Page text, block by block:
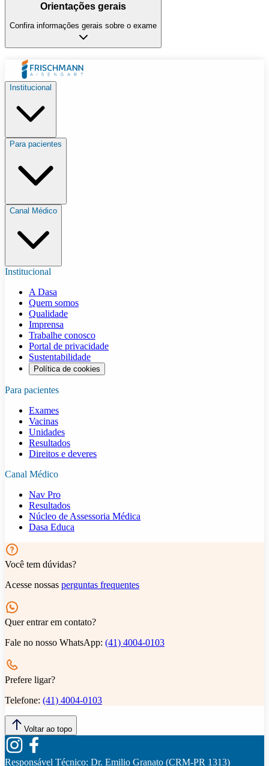
Orientações gerais
Confira informações gerais sobre o exame
Institucional
Para pacientes
Canal Médico
Institucional
A Dasa
Quem somos
Qualidade
Imprensa
Trabalhe conosco
Portal de privacidade
Sustentabilidade
Política de cookies
Para pacientes
Exames
Vacinas
Unidades
Resultados
Direitos e deveres
Canal Médico
Nav Pro
Resultados
Núcleo de Assessoria Médica
Dasa Educa
Você tem dúvidas?
Acesse nossas perguntas frequentes
Quer entrar em contato?
Fale no nosso WhatsApp: (41) 4004-0103
Prefere ligar?
Telefone: (41) 4004-0103
Voltar ao topo
Responsável Técnico: Dr. Emilio Granato (CRM-PR 1313)